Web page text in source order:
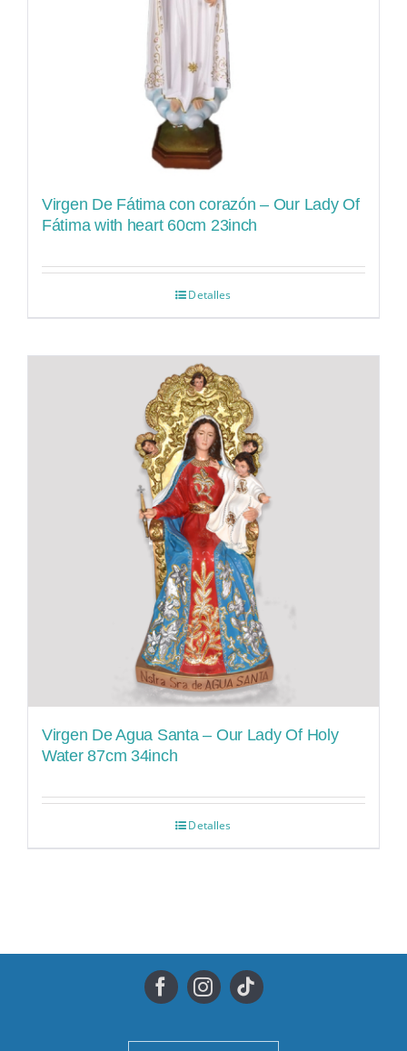
Virgen De Fátima con corazón – Our Lady Of
Fátima with heart 60cm 23inch
Detalles
Virgen De Agua Santa – Our Lady Of Holy
Water 87cm 34inch
Detalles